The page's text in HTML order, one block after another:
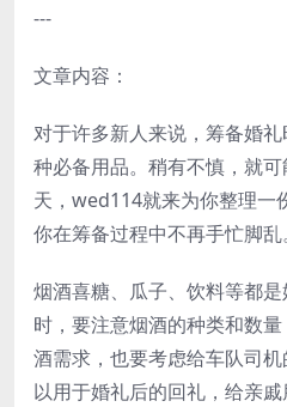
---
文章内容：
对于许多新人来说，筹备婚
种必备用品。稍有不慎，就
天，wed114就来为你整理一
你在筹备过程中不再手忙脚乱。
烟酒喜糖、瓜子、饮料等都
时，要注意烟酒的种类和数
酒需求，也要考虑给车队司
以用于婚礼后的回礼，给亲